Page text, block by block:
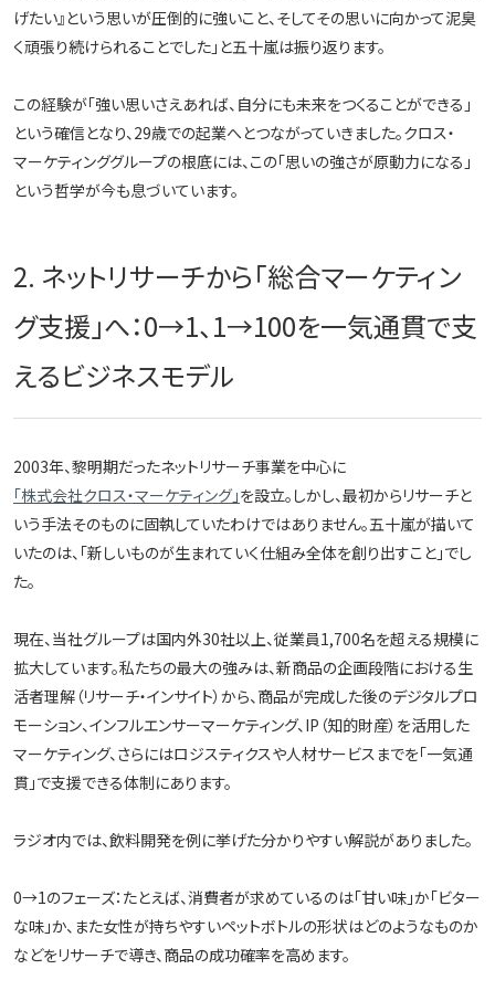
げたい』という思いが圧倒的に強いこと、そしてその思いに向かって泥臭
く頑張り続けられることでした」と五十嵐は振り返ります。
この経験が「強い思いさえあれば、自分にも未来をつくることができる」
という確信となり、29歳での起業へとつながっていきました。クロス・
マーケティンググループの根底には、この「思いの強さが原動力になる」
という哲学が今も息づいています。
2. ネットリサーチから「総合マーケティン
グ支援」へ：0→1、1→100を一気通貫で支
えるビジネスモデル
2003年、黎明期だったネットリサーチ事業を中心に
「株式会社クロス・マーケティング」を設立。しかし、最初からリサーチと
いう手法そのものに固執していたわけではありません。五十嵐が描いて
いたのは、「新しいものが生まれていく仕組み全体を創り出すこと」でし
た。
現在、当社グループは国内外30社以上、従業員1,700名を超える規模に
拡大しています。私たちの最大の強みは、新商品の企画段階における生
活者理解（リサーチ・インサイト）から、商品が完成した後のデジタルプロ
モーション、インフルエンサーマーケティング、IP（知的財産）を活用した
マーケティング、さらにはロジスティクスや人材サービスまでを「一気通
貫」で支援できる体制にあります。
ラジオ内では、飲料開発を例に挙げた分かりやすい解説がありました。
0→1のフェーズ：たとえば、消費者が求めているのは「甘い味」か「ビター
な味」か、また女性が持ちやすいペットボトルの形状はどのようなものか
などをリサーチで導き、商品の成功確率を高めます。